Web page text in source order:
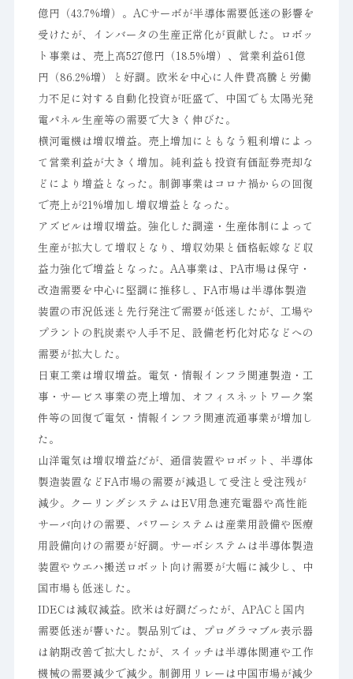
億円（43.7%増）。ACサーボが半導体需要低迷の影響を
受けたが、インバータの生産正常化が貢献した。ロボッ
ト事業は、売上高527億円（18.5%増）、営業利益61億
円（86.2%増）と好調。欧米を中心に人件費高騰と労働
力不足に対する自動化投資が旺盛で、中国でも太陽光発
電パネル生産等の需要で大きく伸びた。
横河電機は増収増益。売上増加にともなう粗利増によっ
て営業利益が大きく増加。純利益も投資有価証券売却な
どにより増益となった。制御事業はコロナ禍からの回復
で売上が21%増加し増収増益となった。
アズビルは増収増益。強化した調達・生産体制によって
生産が拡大して増収となり、増収効果と価格転嫁など収
益力強化で増益となった。AA事業は、PA市場は保守・
改造需要を中心に堅調に推移し、FA市場は半導体製造
装置の市況低迷と先行発注で需要が低迷したが、工場や
プラントの脱炭素や人手不足、設備老朽化対応などへの
需要が拡大した。
日東工業は増収増益。電気・情報インフラ関連製造・工
事・サービス事業の売上増加、オフィスネットワーク案
件等の回復で電気・情報インフラ関連流通事業が増加し
た。
山洋電気は増収増益だが、通信装置やロボット、半導体
製造装置などFA市場の需要が減退して受注と受注残が
減少。クーリングシステムはEV用急速充電器や高性能
サーバ向けの需要、パワーシステムは産業用設備や医療
用設備向けの需要が好調。サーボシステムは半導体製造
装置やウエハ搬送ロボット向け需要が大幅に減少し、中
国市場も低迷した。
IDECは減収減益。欧米は好調だったが、APACと国内
需要低迷が響いた。製品別では、プログラマブル表示器
は納期改善で拡大したが、スイッチは半導体関連や工作
機械の需要減少で減少。制御用リレーは中国市場が減少